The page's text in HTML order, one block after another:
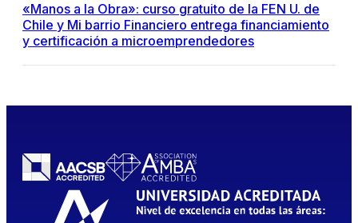
«Manos a la Obra»: curso gratuito de la FEN U. de
Chile y Mi barrio Financiero entrega financiamiento
y certificación a microemprendedores